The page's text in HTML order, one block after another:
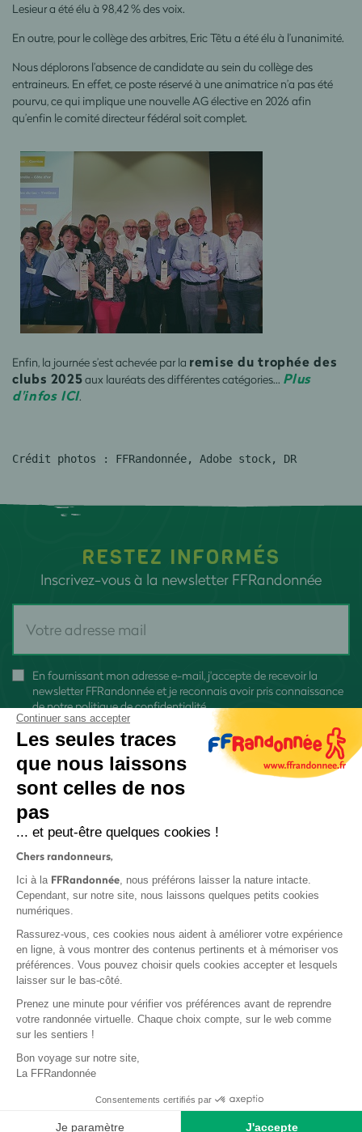
Lesieur a été élu à 98,42 % des voix.
En outre, pour le collège des arbitres, Eric Têtu a été élu à l’unanimité.
Nous déplorons l’absence de candidate au sein du collège des
entraineurs. En effet, ce poste réservé à une animatrice n’a pas été
pourvu, ce qui implique une nouvelle AG élective en 2026 afin
qu’enfin le comité directeur fédéral soit complet.
Enfin, la journée s’est achevée par la remise du trophée des
clubs 2025aux lauréats des différentes catégories... Plus
d'infos ICI.
Crédit photos : FFRandonnée, Adobe stock, DR
RESTEZ INFORMÉS
Inscrivez-vous à la newsletter FFRandonnée
En fournissant mon adresse e-mail, j'accepte de recevoir la
newsletter FFRandonnée et je reconnais avoir pris connaissance
denotre politique de confidentialité
Protection des données
Politique de confidentialité
Base documentaire
Continuer sans accepter
Les seules traces
que nous laissons
sont celles de nos
pas
... et peut-être quelques cookies !
Chers randonneurs,
Ici à la FFRandonnée, nous préférons laisser la nature intacte.
Cependant, sur notre site, nous laissons quelques petits cookies
numériques.
Rassurez-vous, ces cookies nous aident à améliorer votre expérience
en ligne, à vous montrer des contenus pertinents et à mémoriser vos
préférences. Vous pouvez choisir quels cookies accepter et lesquels
laisser sur le bas-côté.
Prenez une minute pour vérifier vos préférences avant de reprendre
votre randonnée virtuelle. Chaque choix compte, sur le web comme
sur les sentiers !
Bon voyage sur notre site,
La FFRandonnée
Consentements certifiés par
Je paramètre J'accepte